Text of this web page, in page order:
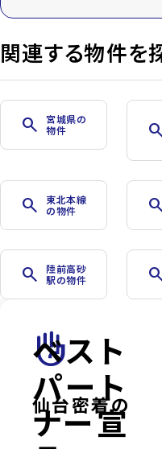
関連する物件を
search
宮城県の
物件
search
東北本線
の物件
search
陸前高砂
駅の物件
front_hand
仙台密着の
ベスト
パート
ナー宣